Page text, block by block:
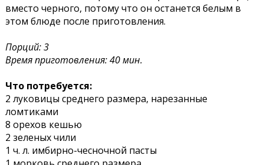
вместо черного, потому что он останется белым в
этом блюде после приготовления.
Порций: 3
Время приготовления: 40 мин.
Что потребуется:
2 луковицы среднего размера, нарезанные
ломтиками
8 орехов кешью
2 зеленых чили
1 ч. л. имбирно-чесночной пасты